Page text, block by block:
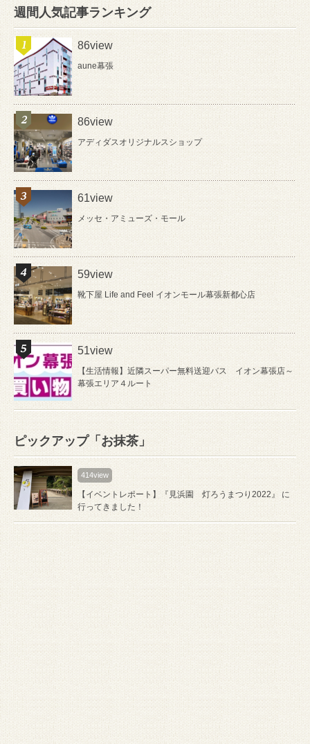
週間人気記事ランキング
86view
aune幕張
86view
アディダスオリジナルスショップ
61view
メッセ・アミューズ・モール
59view
靴下屋 Life and Feel イオンモール幕張新都心店
51view
【生活情報】近隣スーパー無料送迎バス イオン幕張店～
幕張エリア４ルート
ピックアップ「お抹茶」
414view
【イベントレポート】『見浜園 灯ろうまつり2022』 に
行ってきました！